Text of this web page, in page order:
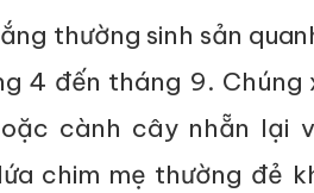
thường sinh sản
4 đến tháng 9.
cành cây nhẵn lại
chim mẹ thường đẻ